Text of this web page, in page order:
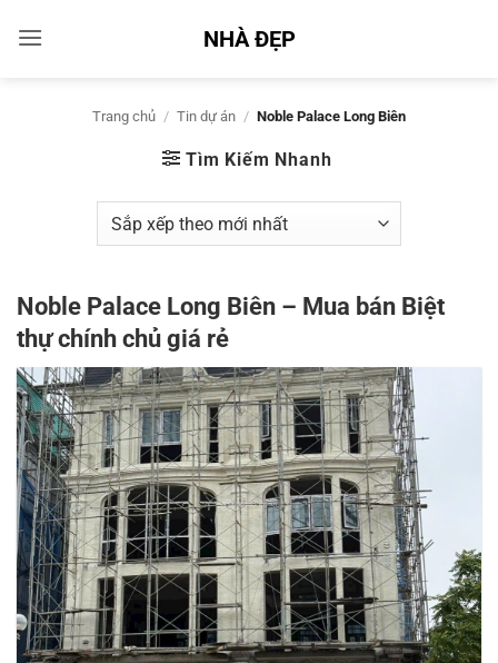
qua
NHÀ ĐẸP
Trang chủ / Tin dự án / Noble Palace Long Biên
Tìm Kiếm Nhanh
Noble Palace Long Biên – Mua bán Biệt
thự chính chủ giá rẻ